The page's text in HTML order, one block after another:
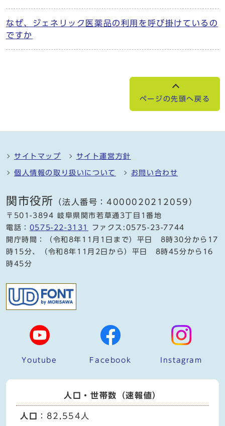
なぜ、ジェネリック医薬品の利用を呼び掛けているの
ですか
ページの先頭へ戻る
サイトマップ サイト運営方針
個人情報の取り扱いについて お問い合わせ
関市役所 （法人番号：4000020212059）
〒501-3894 岐阜県関市若草通3丁目1番地
電話： 0575-22-3131
ファクス:0575-23-7744
開庁時間：（令和8年11月1日まで）平日 8時30分から17
時15分、（令和8年11月2日から）平日 8時45分から16
時45分
Youtube Facebook Instagram
人口・世帯数（速報値）
人口 ：82,554人